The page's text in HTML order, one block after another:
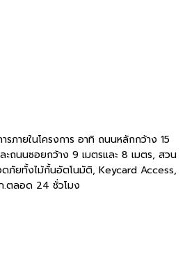
ภายในโครงการ อาทิ ถนนหลักกว้าง 15
ะถนนซอยกว้าง 9 เมตรและ 8 เมตร, สวน
ดภัยทั้งไม้กั้นอัตโนมัติ, Keycard Access,
.ตลอด 24 ชั่วโมง